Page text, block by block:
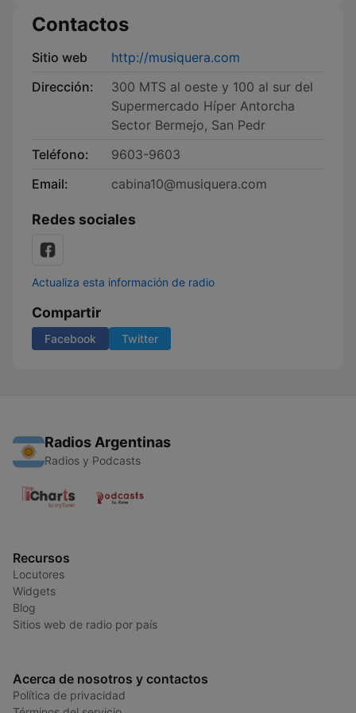
Contactos
Sitio web
http://musiquera.com
Dirección:
300 MTS al oeste y 100 al sur del
Supermercado Híper Antorcha
Sector Bermejo, San Pedr
Teléfono:
9603-9603
Email:
cabina10@musiquera.com
Redes sociales
Actualiza esta información de radio
Compartir
Facebook Twitter
Radios Argentinas
Radios y Podcasts
Recursos
Locutores
Widgets
Blog
Sitios web de radio por país
Acerca de nosotros y contactos
Política de privacidad